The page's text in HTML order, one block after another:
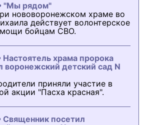
"Мы рядом"
нововоронежском храме во
действует волонтерское
бойцам СВО.
Настоятель храма пророка
воронежский детский сад N
приняли участие в
акции "Пасха красная".
Священник посетил